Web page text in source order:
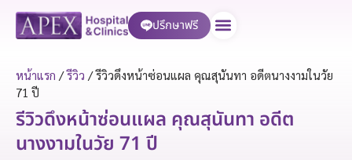
ปรึกษาฟรี
หน้าแรก /รีวิว /รีวิวดึงหน้าซ่อนแผล คุณสุนันทา อดีตนางงามในวัย
71 ปี
รีวิวดึงหน้าซ่อนแผล คุณสุนันทา อดีต
นางงามในวัย 71 ปี